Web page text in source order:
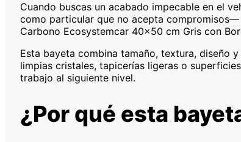
Cuando buscas un acabado impecable en el
como particular que no acepta compromisos—
Carbono Ecosystemcar 40×50 cm Gris con
Esta bayeta combina tamaño, textura, diseño
limpias cristales, tapicerías ligeras o
trabajo al siguiente nivel.
¿Por qué esta